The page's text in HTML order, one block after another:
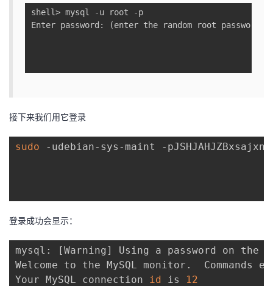
shell> mysql -u root -p
Enter password: (enter the random root password
接下来我们用它登录
sudo -udebian-sys-maint -pJSHJAHJZBxsajxns
登录成功会显示：
mysql: [Warning ] Using a password on the
Welcome to the MySQL monitor.  Commands
Your MySQL connection id is
12